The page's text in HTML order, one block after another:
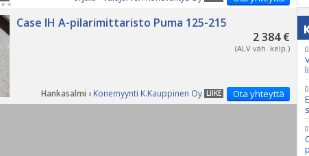
Case IH A-pilarimittaristo Puma 125-215
2 384 €
(ALV väh. kelp.)
Ota yhteyttä
LIIKE
Hankasalmi › Konemyynti K.Kauppinen Oy